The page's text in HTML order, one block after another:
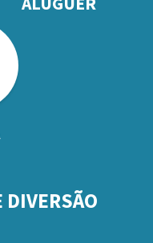
DIVERSÃO